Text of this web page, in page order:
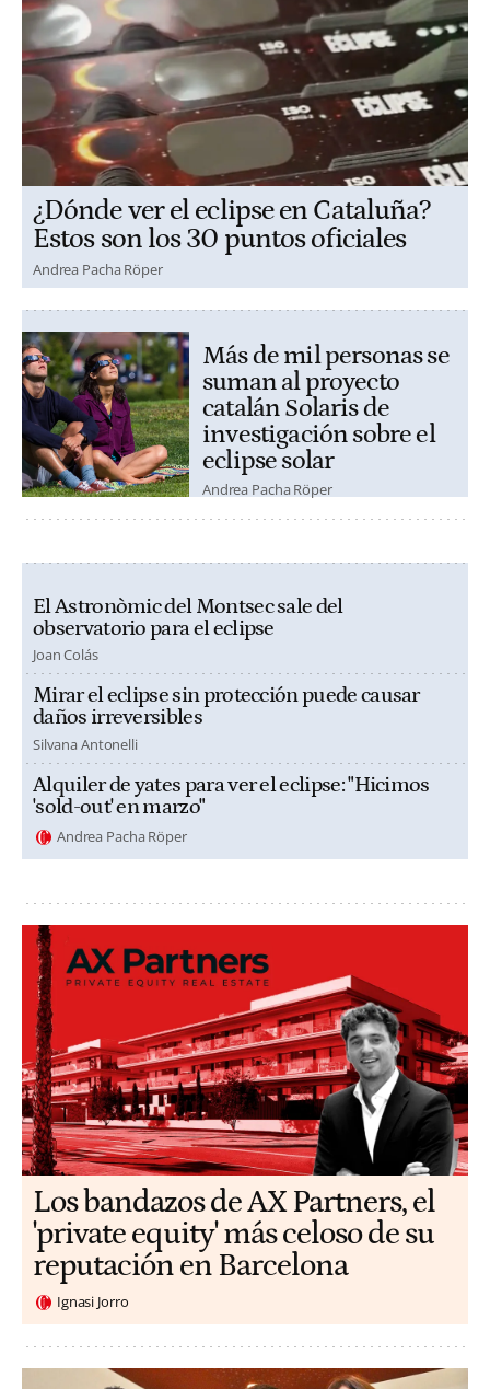
¿Dónde ver el eclipse en Cataluña?
Estos son los 30 puntos oficiales
Andrea Pacha Röper
Más de mil personas se
suman al proyecto
catalán Solaris de
investigación sobre el
eclipse solar
Andrea Pacha Röper
El Astronòmic del Montsec sale del
observatorio para el eclipse
Joan Colás
Mirar el eclipse sin protección puede causar
daños irreversibles
Silvana Antonelli
Alquiler de yates para ver el eclipse: "Hicimos
'sold-out' en marzo"
Andrea Pacha Röper
Los bandazos de AX Partners, el
'private equity' más celoso de su
reputación en Barcelona
Ignasi Jorro